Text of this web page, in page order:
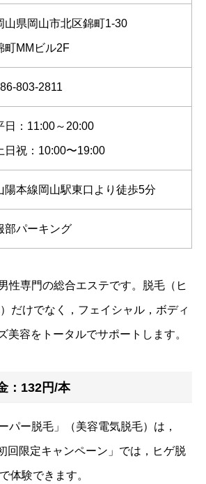
山県岡山市北区錦町1-30
町MMビル2F
803-2811
日：11:00～20:00
日祝：10:00〜19:00
陽本線岡山駅東口より徒歩5分
部パーキング
性専門の総合エステです。脱毛（ヒ
だけでなく，フェイシャル，ボディ
美容をトータルでサポートします。
：132円/本
パー脱毛」（美容電気脱毛）は，
回限定キャンペーン」では，ヒゲ脱
体験できます。